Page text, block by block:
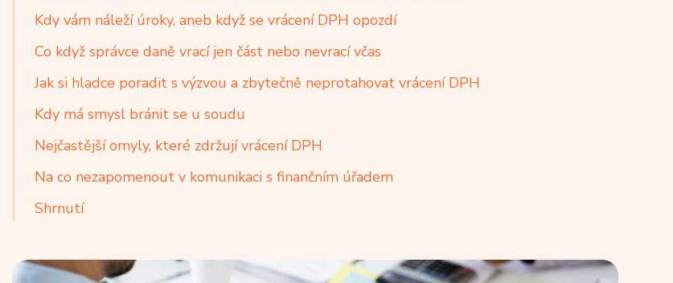
Kdy vám náleží úroky, aneb když se vrácení DPH opozdí
Co když správce daně vrací jen část nebo nevrací včas
Jak si hladce poradit s výzvou a zbytečně neprotahovat vrácení DPH
Kdy má smysl bránit se u soudu
Nejčastější omyly, které zdržují vrácení DPH
Na co nezapomenout v komunikaci s finančním úřadem
Shrnutí